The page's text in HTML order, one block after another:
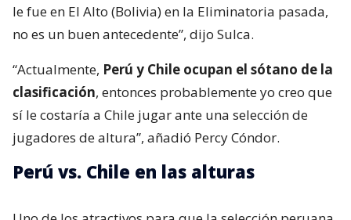
le fue en El Alto (Bolivia) en la Eliminatoria pasada,
no es un buen antecedente”, dijo Sulca.
“Actualmente, Perú y Chile ocupan el sótano de la
clasificación, entonces probablemente yo creo que
sí le costaría a Chile jugar ante una selección de
jugadores de altura”, añadió Percy Cóndor.
Perú vs. Chile en las alturas